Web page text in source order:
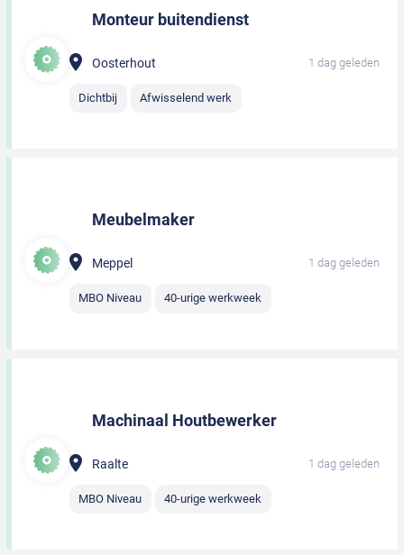
Monteur buitendienst
Oosterhout 1 dag geleden
Dichtbij Afwisselend werk
Meubelmaker
Meppel 1 dag geleden
MBO Niveau 40-urige werkweek
Machinaal Houtbewerker
Raalte 1 dag geleden
MBO Niveau 40-urige werkweek